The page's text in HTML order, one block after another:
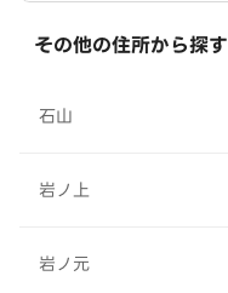
その他の住所から探す
石山
岩ノ上
岩ノ元